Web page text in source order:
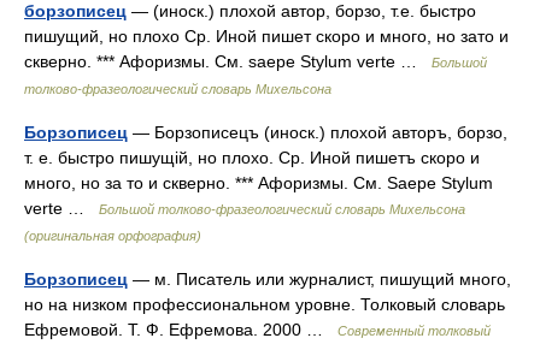
борзописец — (иноск.) плохой автор, борзо, т.е. быстро
пишущий, но плохо Ср. Иной пишет скоро и много, но зато и
скверно. *** Афоризмы. См. saepe Stylum verte …
Большой
толково-фразеологический словарь Михельсона
Борзописец — Борзописецъ (иноск.) плохой авторъ, борзо,
т. е. быстро пишущій, но плохо. Ср. Иной пишетъ скоро и
много, но за то и скверно. *** Афоризмы. См. Saepe Stylum
verte …
Большой толково-фразеологический словарь Михельсона
(оригинальная орфография)
Борзописец — м. Писатель или журналист, пишущий много,
но на низком профессиональном уровне. Толковый словарь
Ефремовой. Т. Ф. Ефремова. 2000 …
Современный толковый